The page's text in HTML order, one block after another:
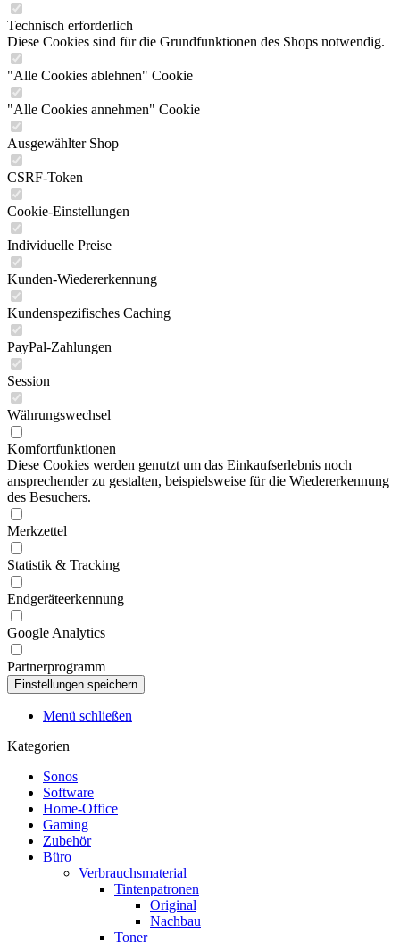
Technisch erforderlich
Diese Cookies sind für die Grundfunktionen des Shops notwendig.
"Alle Cookies ablehnen" Cookie
"Alle Cookies annehmen" Cookie
Ausgewählter Shop
CSRF-Token
Cookie-Einstellungen
Individuelle Preise
Kunden-Wiedererkennung
Kundenspezifisches Caching
PayPal-Zahlungen
Session
Währungswechsel
Komfortfunktionen
Diese Cookies werden genutzt um das Einkaufserlebnis noch
ansprechender zu gestalten, beispielsweise für die Wiedererkennung
des Besuchers.
Merkzettel
Statistik & Tracking
Endgeräteerkennung
Google Analytics
Partnerprogramm
Menü schließen
Kategorien
Sonos
Software
Home-Office
Gaming
Zubehör
Büro
Verbrauchsmaterial
Tintenpatronen
Original
Nachbau
Toner